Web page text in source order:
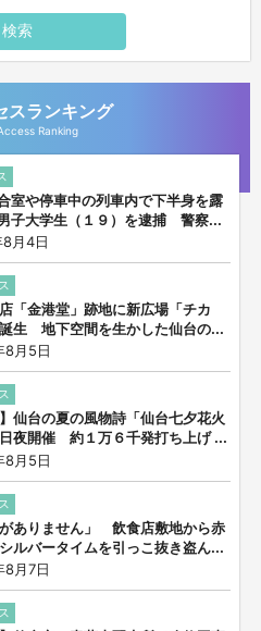
検索
スランキング
Ranking
室や停車中の列車内で下半身を露
子大学生（１９）を逮捕 警察...
月4日
「金港堂」跡地に新広場「チカ
生 地下空間を生かした仙台の...
8月5日
】仙台の夏の風物詩「仙台七夕花火
夜開催 約１万６千発打ち上げ ...
8月5日
がありません」 飲食店敷地から赤
ルバータイムを引っこ抜き盗ん...
8月7日